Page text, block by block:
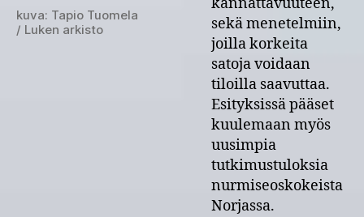
kuva: Tapio Tuomela
/ Luken arkisto
kannattavuuteen,
sekä menetelmiin,
joilla korkeita
satoja voidaan
tiloilla saavuttaa.
Esityksissä pääset
kuulemaan myös
uusimpia
tutkimustuloksia
nurmiseoskokeista
Norjassa.